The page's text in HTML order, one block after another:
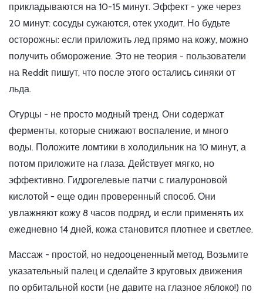
прикладываются на 10-15 минут. Эффект - уже через
20 минут: сосуды сужаются, отек уходит. Но будьте
осторожны: если приложить лед прямо на кожу, можно
получить обморожение. Это не теория - пользователи
на Reddit пишут, что после этого остались синяки от
льда.
Огурцы - не просто модный тренд. Они содержат
ферменты, которые снижают воспаление, и много
воды. Положите ломтики в холодильник на 10 минут, а
потом приложите на глаза. Действует мягко, но
эффективно. Гидрогелевые патчи с гиалуроновой
кислотой - еще один проверенный способ. Они
увлажняют кожу 8 часов подряд, и если применять их
ежедневно 14 дней, кожа становится плотнее и светлее.
Массаж - простой, но недооцененный метод. Возьмите
указательный палец и сделайте 3 круговых движения
по орбитальной кости (не давите на глазное яблоко!) по